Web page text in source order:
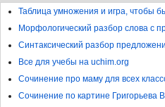
Таблица умножения и игра, чтобы
Морфологический разбор слова с
Синтаксический разбор
Все для учебы на uchim.org
Сочинение про маму для всех
Сочинение по картине Григорьева